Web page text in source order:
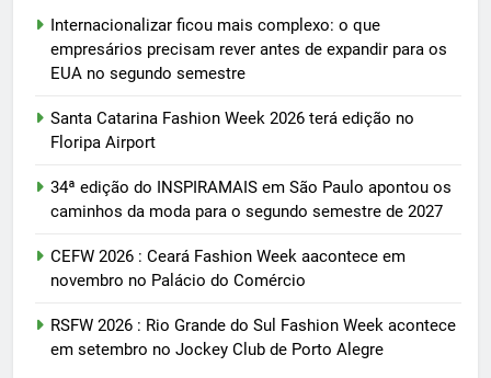
Internacionalizar ficou mais complexo: o que
empresários precisam rever antes de expandir para os
EUA no segundo semestre
Santa Catarina Fashion Week 2026 terá edição no
Floripa Airport
34ª edição do INSPIRAMAIS em São Paulo apontou os
caminhos da moda para o segundo semestre de 2027
CEFW 2026 : Ceará Fashion Week aacontece em
novembro no Palácio do Comércio
RSFW 2026 : Rio Grande do Sul Fashion Week acontece
em setembro no Jockey Club de Porto Alegre